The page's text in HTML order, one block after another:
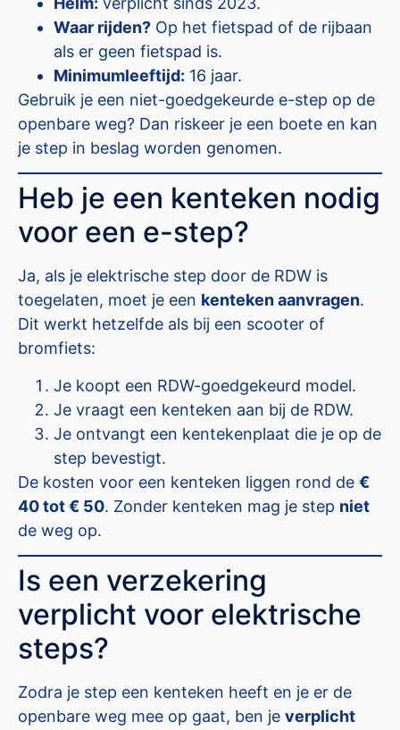
Waar rijden? Op het fietspad of de rijbaan
als er geen fietspad is.
Minimumleeftijd: 16 jaar.
Gebruik je een niet-goedgekeurde e-step op de
openbare weg? Dan riskeer je een boete en kan
je step in beslag worden genomen.
Heb je een kenteken nodig
voor een e-step?
Ja, als je elektrische step door de RDW is
toegelaten, moet je een kenteken aanvragen.
Dit werkt hetzelfde als bij een scooter of
bromfiets:
Je koopt een RDW-goedgekeurd model.
Je vraagt een kenteken aan bij de RDW.
Je ontvangt een kentekenplaat die je op de
step bevestigt.
De kosten voor een kenteken liggen rond de €
40 tot € 50. Zonder kenteken mag je step niet
de weg op.
Is een verzekering
verplicht voor elektrische
steps?
Zodra je step een kenteken heeft en je er de
openbare weg mee op gaat, ben je verplicht